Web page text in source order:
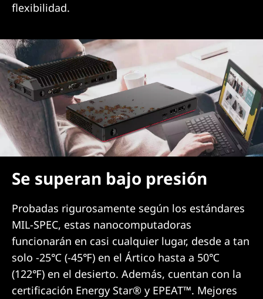
flexibilidad.
Se superan bajo presión
Probadas rigurosamente según los estándares
MIL-SPEC, estas nanocomputadoras
funcionarán en casi cualquier lugar, desde a tan
solo -25℃ (-45℉) en el Ártico hasta a 50℃
(122℉) en el desierto. Además, cuentan con la
certificación Energy Star® y EPEAT™. Mejores